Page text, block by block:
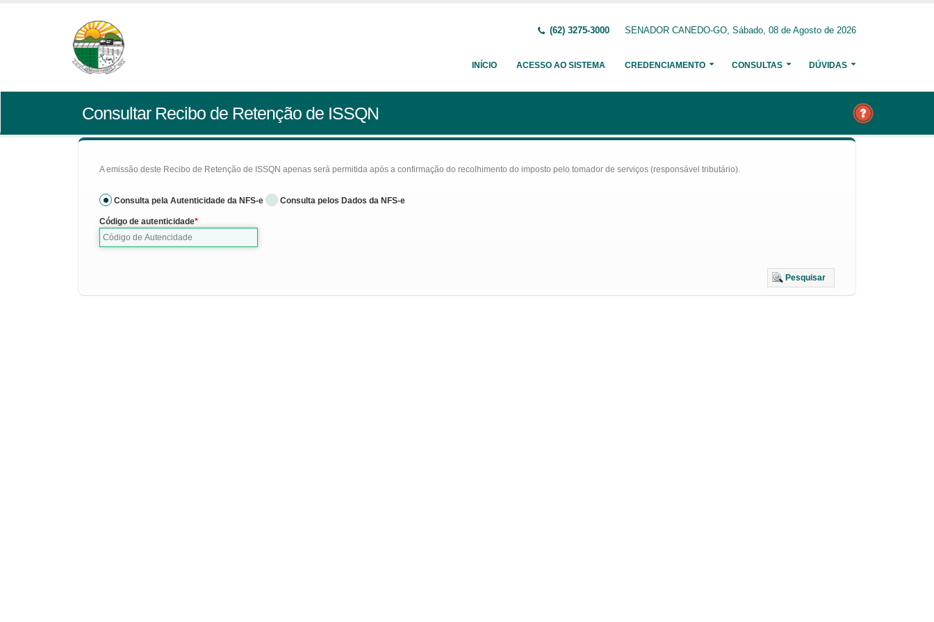
(62) 3275-3000 SENADOR CANEDO-GO, Sábado, 08 de Agosto de 2026
INÍCIO ACESSO AO SISTEMA CREDENCIAMENTO CONSULTAS DÚVIDAS
Consultar Recibo de Retenção de ISSQN
A emissão deste Recibo de Retenção de ISSQN apenas será permitida após a confirmação do recolhimento do imposto pelo tomador de serviços (responsável tributário).
Consulta pela Autenticidade da NFS-e Consulta pelos Dados da NFS-e
Código de autenticidade
Pesquisar